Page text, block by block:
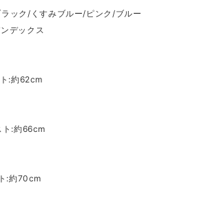
ラック/くすみブルー/ピンク/ブルー
デックス
:約62cm
:約66cm
:約70cm